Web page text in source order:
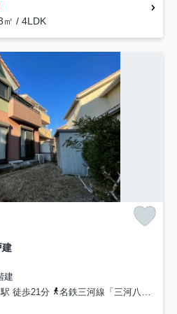
㎡ / 4LDK
建
徒歩21分
名鉄三河線「三河八橋」駅 徒歩36分